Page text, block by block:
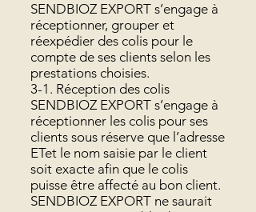
SENDBIOZ EXPORT s’engage à
réceptionner, grouper et
réexpédier des colis pour le
compte de ses clients selon les
prestations choisies.
3-1. Réception des colis
SENDBIOZ EXPORT s’engage à
réceptionner les colis pour ses
clients sous réserve que l’adresse
ETet le nom saisie par le client
soit exacte afin que le colis
puisse être affecté au bon client.
SENDBIOZ EXPORT ne saurait